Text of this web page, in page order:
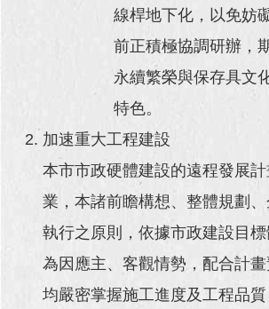
線桿地下化，以免妨
前正積極協調研辦，
永續繁榮與保存具文
特色。
加速重大工程建設
本市市政硬體建設的遠程發展
業，本諸前瞻構想、整體規劃
執行之原則，依據市政建設目
為因應主、客觀情勢，配合計
均嚴密掌握施工進度及工程品